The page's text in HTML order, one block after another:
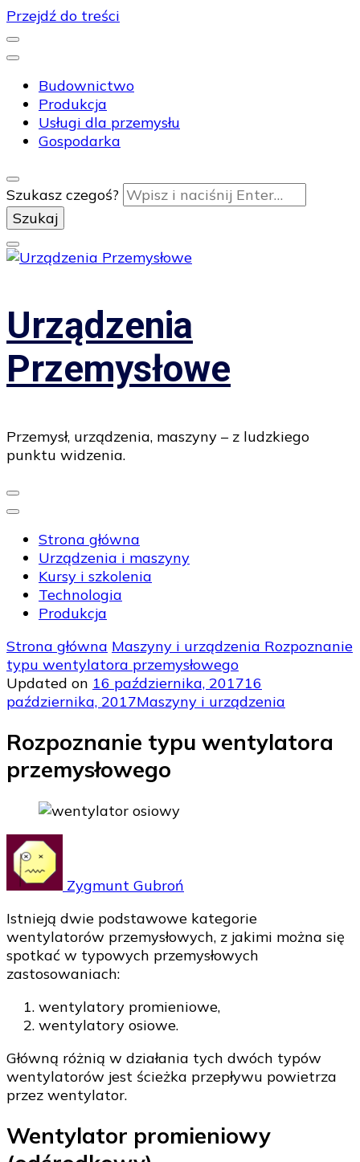
Przejdź do treści
Budownictwo
Produkcja
Usługi dla przemysłu
Gospodarka
Szukasz czegoś?
Urządzenia
Przemysłowe
Przemysł, urządzenia, maszyny – z ludzkiego
punktu widzenia.
Strona główna
Urządzenia i maszyny
Kursy i szkolenia
Technologia
Produkcja
Strona główna Maszyny i urządzenia Rozpoznanie
typu wentylatora przemysłowego
Updated on 16 października, 201716
października, 2017Maszyny i urządzenia
Rozpoznanie typu wentylatora
przemysłowego
Zygmunt Gubroń
Istnieją dwie podstawowe kategorie
wentylatorów przemysłowych, z jakimi można się
spotkać w typowych przemysłowych
zastosowaniach:
wentylatory promieniowe,
wentylatory osiowe.
Główną różnią w działania tych dwóch typów
wentylatorów jest ścieżka przepływu powietrza
przez wentylator.
Wentylator promieniowy